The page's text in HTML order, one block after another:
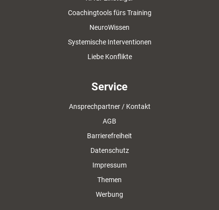
Coachingtools fürs Training
NeuroWissen
Systemische Interventionen
Liebe Konflikte
Service
Ansprechpartner / Kontakt
AGB
Barrierefreiheit
Datenschutz
Impressum
Themen
Werbung